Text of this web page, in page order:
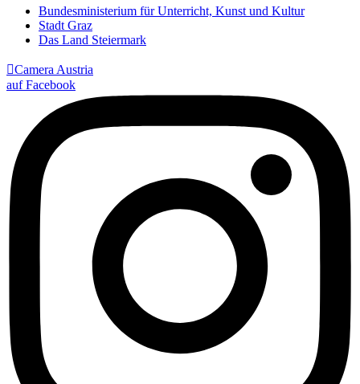
Bundesministerium für Unterricht, Kunst und Kultur
Stadt Graz
Das Land Steiermark
Camera Austria
auf Facebook